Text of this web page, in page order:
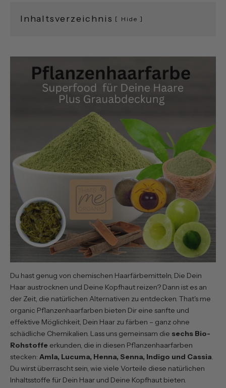
Du hast genug von chemischen Haarfärbemitteln, Die Dein
Haar austrocknen und Deine Kopfhaut reizen? Dann ist es an
der Zeit, die natürlichen Alternativen zu entdecken. That's me
organic Pflanzenhaarfarben bieten Dir eine sanfte und
effektive Möglichkeit, Dein Haar zu färben – ganz ohne
schädliche Chemikalien. Lass uns gemeinsam die sechs Bio-
Rohstoffe erkunden, die in diesen Pflanzenhaarfarben
stecken: Amla, Lucuma, Henna, Senna, Indigo und Cassia.
Du wirst überrascht sein, wie viele Vorteile diese natürlichen
Inhaltsstoffe für Dein Haar und Deine Kopfhaut bieten.
Inhaltsverzeichnis Hide